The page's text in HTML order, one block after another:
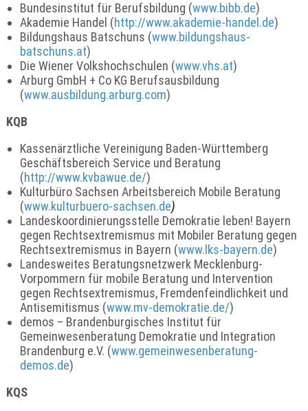
Bundesinstitut für Berufsbildung (www.bibb.de)
Akademie Handel (http://www.akademie-handel.de)
Bildungshaus Batschuns (www.bildungshaus-
batschuns.at)
Die Wiener Volkshochschulen (www.vhs.at)
Arburg GmbH + Co KG Berufsausbildung
(www.ausbildung.arburg.com)
KQB
Kassenärztliche Vereinigung Baden-Württemberg
Geschäftsbereich Service und Beratung
(http://www.kvbawue.de/)
Kulturbüro Sachsen Arbeitsbereich Mobile Beratung
(www.kulturbuero-sachsen.de)
Landeskoordinierungsstelle Demokratie leben! Bayern
gegen Rechtsextremismus mit Mobiler Beratung gegen
Rechtsextremismus in Bayern (www.lks-bayern.de)
Landesweites Beratungsnetzwerk Mecklenburg-
Vorpommern für mobile Beratung und Intervention
gegen Rechtsextremismus, Fremdenfeindlichkeit und
Antisemitismus (www.mv-demokratie.de/)
demos – Brandenburgisches Institut für
Gemeinwesenberatung Demokratie und Integration
Brandenburg e.V. (www.gemeinwesenberatung-
demos.de)
KQS